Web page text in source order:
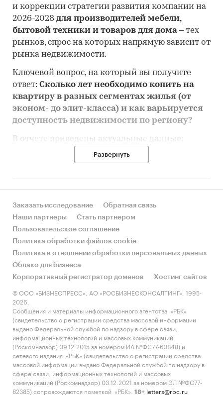
и коррекции стратегии развития компании на
2026-2028 для производителей мебели,
бытовой техники и товаров для дома– тех
рынков, спрос на которых напрямую зависит от
рынка недвижимости.
Ключевой вопрос, на который вы получите
ответ: Сколько лет необходимо копить на
квартиру в разных сегментах жилья (от
эконом- до элит-класса) и как варьируется
доступность недвижимости по региону?
В отчете приведены актуальные данные:
- Доступность жилья:индекс доступности
может накопить на жилье при условии
доступность жилья для семьи в процентах
- Средний доход на семью
семей в регионе
- Стоимость за 1 кв. м квартир на первичном
и вторичном рынках, в разбивке по классам
типовые квартиры, квартиры улучшенного
качества, элитные квартиры и квартиры
низкого качества (только для вторичного
рынка).
Рост доступности квартир в определенном
классе жилья указывает на расширение круга
потенциальных покупателей в этом сегменте.
Это является индикатором вероятного роста
спроса на ремонт и обустройство жилья в
Развернуть
Заказать исследование
Обратная связь
Наши партнеры
Стать партнером
Пользовательское соглашение
Политика обработки файлов cookie
Политика в отношении обработки персональных данных
Облако для бизнеса
Корпоративный регистратор доменов
Хостинг сайтов
© ООО «БИЗНЕСПРЕСС», АО «РОСБИЗНЕСКОНСАЛТИНГ», 1995-
2026.
Сообщения и материалы информационного агентства «РБК»
(свидетельство о регистрации средства массовой информации
выдано Федеральной службой по надзору в сфере связи,
информационных технологий и массовых коммуникаций
(Роскомнадзор) 09.12.2015 за номером ИА №ФС77-63848) и
сетевого издания «РБК» (свидетельство о регистрации средства
массовой информации выдано Федеральной службой по надзору в
сфере связи, информационных технологий и массовых
коммуникаций (Роскомнадзор) 03.12.2021 за номером ЭЛ №ФС77-
82385) сопровождаются пометкой «РБК».
18+ letters@rbc.ru